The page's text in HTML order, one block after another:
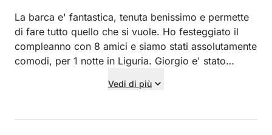
La barca e' fantastica, tenuta benissimo e permette
di fare tutto quello che si vuole. Ho festeggiato il
compleanno con 8 amici e siamo stati assolutamente
comodi, per 1 notte in Liguria. Giorgio e' stato
l'itinerario e ci ha permesso di fare cio' che
ottimo pranzo. Anche Andrea numero 1 per
Vedi di più